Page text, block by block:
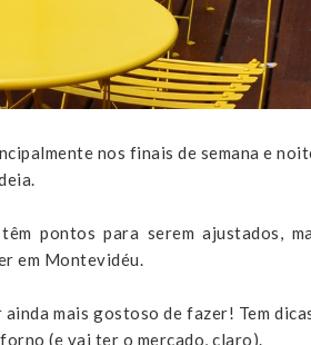
nos finais de semana e
pontos para serem ajustados,
em Montevidéu.
mais gostoso de fazer! Tem
(e vai ter o mercado, claro).